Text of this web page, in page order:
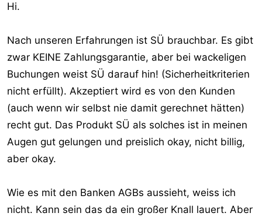
Hi.
Nach unseren Erfahrungen ist SÜ brauchbar. Es gibt
zwar KEINE Zahlungsgarantie, aber bei wackeligen
Buchungen weist SÜ darauf hin! (Sicherheitkriterien
nicht erfüllt). Akzeptiert wird es von den Kunden
(auch wenn wir selbst nie damit gerechnet hätten)
recht gut. Das Produkt SÜ als solches ist in meinen
Augen gut gelungen und preislich okay, nicht billig,
aber okay.
Wie es mit den Banken AGBs aussieht, weiss ich
nicht. Kann sein das da ein großer Knall lauert. Aber